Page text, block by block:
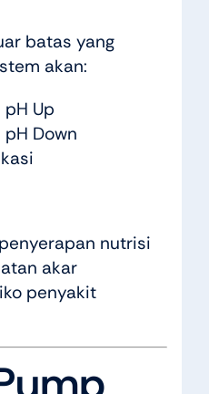
batas yang
akan:
Up
Down
nutrisi
akar
penyakit